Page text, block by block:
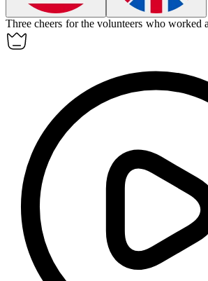
Three cheers for the volunteers who worked